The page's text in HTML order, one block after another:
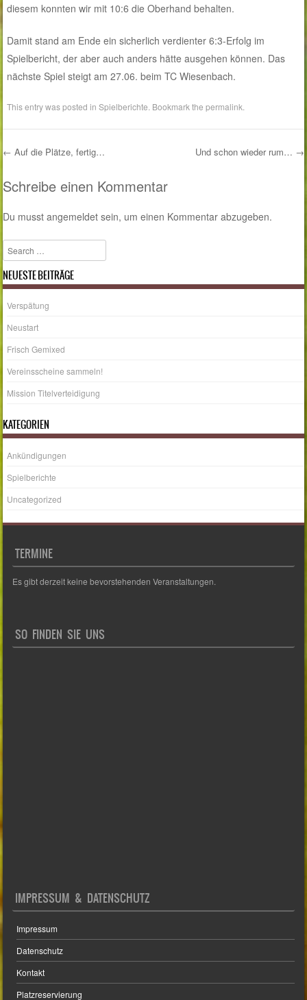
diesem konnten wir mit 10:6 die Oberhand behalten.
Damit stand am Ende ein sicherlich verdienter 6:3-Erfolg im
Spielbericht, der aber auch anders hätte ausgehen können. Das
nächste Spiel steigt am 27.06. beim TC Wiesenbach.
This entry was posted inSpielberichte . Bookmark thepermalink
Post navigation
← Auf die Plätze, fertig… Und schon wieder rum… →
Schreibe einen Kommentar
Du musstangemeldet sein, um einen Kommentar abzugeben.
Search
NEUESTE BEITRÄGE
Verspätung
Neustart
Frisch Gemixed
Vereinsscheine sammeln!
Mission Titelverteidigung
KATEGORIEN
Ankündigungen
Spielberichte
Uncategorized
TERMINE
Es gibt derzeit keine bevorstehenden Veranstaltungen.
SO FINDEN SIE UNS
IMPRESSUM & DATENSCHUTZ
Impressum
Datenschutz
Kontakt
Platzreservierung